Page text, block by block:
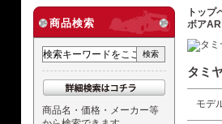
商品検索
商品名・価格・メーカー等
トップ
ボアAR
タミ
モデ